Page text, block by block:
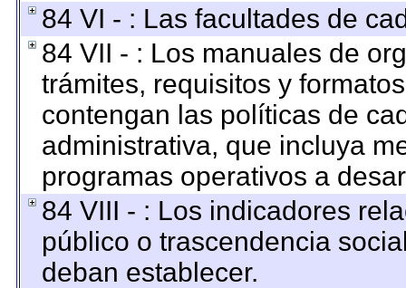
84 VI - : Las facultades de
84 VII - : Los manuales de
trámites, requisitos y
contengan las políticas de
administrativa, que incluya
programas operativos a
84 VIII - : Los indicadores
público o trascendencia
deban establecer.